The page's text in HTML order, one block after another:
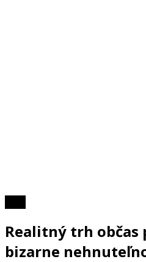
Realitný trh
bizarne